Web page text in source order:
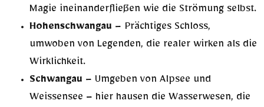
Magie ineinanderfließen wie die Strömung selbst.
Hohenschwangau – Prächtiges Schloss,
umwoben von Legenden, die realer wirken als die
Wirklichkeit.
Schwangau – Umgeben von Alpsee und
Weissensee – hier hausen die Wasserwesen, die